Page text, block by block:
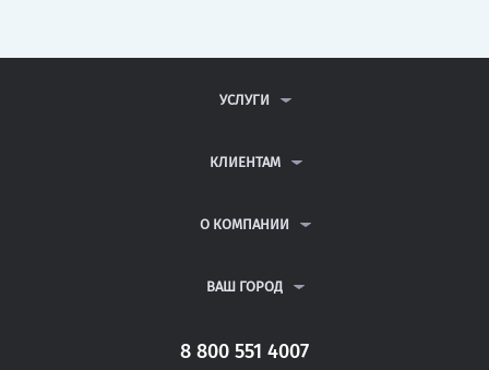
УСЛУГИ
ДИПЛОМНЫЕ РАБОТЫ
РЕФЕРАТЫ
КЛИЕНТАМ
ВОПРОСЫ И ОТВЕТЫ
ПОЛИТИКА КОНФИДЕНЦИАЛЬНОСТИ
О КОМПАНИИ
КОНТАКТЫ
ВАШ ГОРОД
САНКТ-ПЕТЕРБУРГ
8 800 551 4007